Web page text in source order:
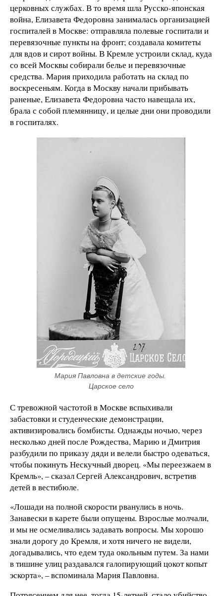
церковных службах. В то время шла Русско-японская
война, Елизавета Федоровна занималась организацией
госпиталей в Москве: отправляла полевые госпитали и
перевязочные пункты на фронт; создавала комитеты
для вдов и сирот войны. В Кремле устроили склад, куда
со всей Москвы собирали белье и перевязочные
средства. Мария приходила работать на склад по
воскресеньям. Когда в Москву начали прибывать
раненые, Елизавета Федоровна часто навещала их,
брала с собой племянницу, и целые дни они проводили
в госпиталях.
Мария Павловна в детские годы.
Царское село
С тревожной частотой в Москве вспыхивали
забастовки и студенческие демонстрации,
активизировались бомбисты. Однажды ночью, через
несколько дней после Рождества, Марию и Дмитрия
разбудили по приказу дяди и велели быстро одеваться,
чтобы покинуть Нескучный дворец. «Мы переезжаем в
Кремль», – сказал Сергей Александрович, встретив
детей в вестибюле.
«Лошади на полной скорости рванулись в ночь.
Занавески в карете были опущены. Взрослые молчали,
и мы не осмеливались задавать вопросы. Мы хорошо
знали дорогу до Кремля, и хотя ничего не видели,
догадывались, что едем туда окольным путем. За нами
в тишине улиц раздавался галопирующий цокот копыт
эскорта», – вспоминала Мария Павловна.